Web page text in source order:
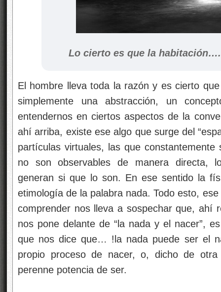
Lo cierto es que la
El hombre lleva toda la razón y es cierto
simplemente una abstracción, un
entendernos en ciertos aspectos de la
ahí arriba, existe ese algo que surge del
partículas virtuales, las que
no son observables de manera directa,
generan si que lo son. En ese sentido la
etimología de la palabra nada. Todo esto,
comprender nos lleva a sospechar que, ahí
nos pone delante de “la nada y el nacer”,
que nos dice que… !la nada puede ser el
propio proceso de nacer, o, dicho de
perenne potencia de ser.